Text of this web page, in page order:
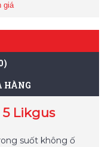
giá
HÀNG
Likgus
suốt không ố